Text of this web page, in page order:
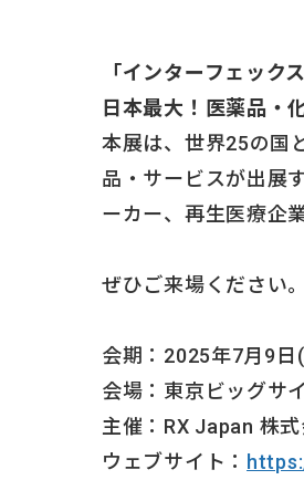
「インターフェック
日本最大！医薬品・
本展は、世界25の国
品・サービスが出展
ーカー、再生医療企
ぜひご来場ください。
会期：2025年7月9
会場：東京ビッグサ
主催：RX Japan 株
ウェブサイト：